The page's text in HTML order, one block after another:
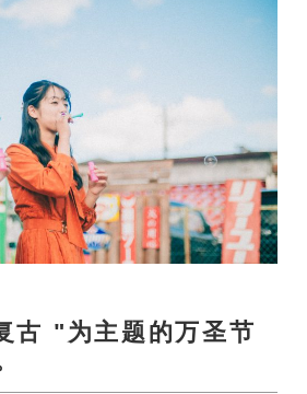
古 "为主题的万圣节